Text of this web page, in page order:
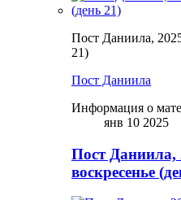
Пост Даниила,
21)
Пост Даниила
Информация о
янв 10 2025
Пост Даниила,
воскресенье